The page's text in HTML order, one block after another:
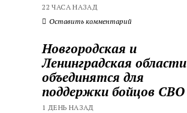
22 ЧАСА НАЗАД
Оставить комментарий
Новгородская и
Ленинградская области
объединятся для
поддержки бойцов СВО
1 ДЕНЬ НАЗАД